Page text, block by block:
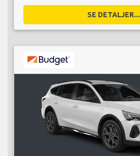
SE DETALJER...